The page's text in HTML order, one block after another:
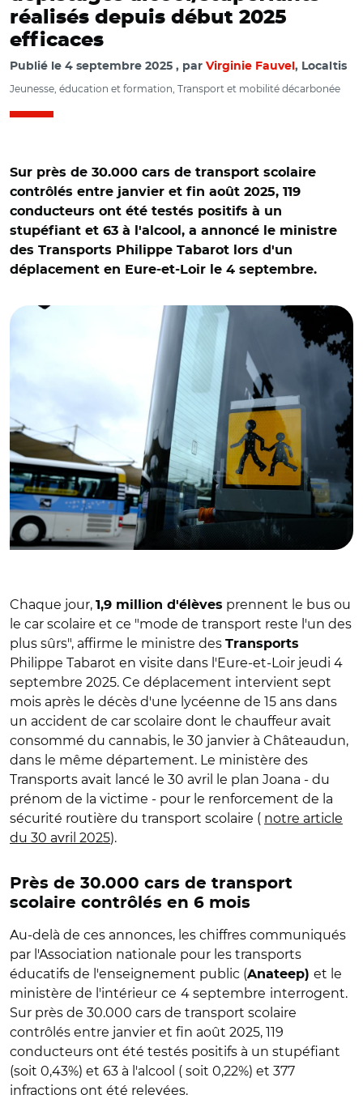
réalisés depuis début 2025
efficaces
Publié le 4 septembre 2025 par Virginie Fauvel , Localtis
Jeunesse, éducation et formation, Transport et mobilité décarbonée
Sur près de 30.000 cars de transport scolaire
contrôlés entre janvier et fin août 2025, 119
conducteurs ont été testés positifs à un
stupéfiant et 63 à l'alcool, a annoncé le ministre
des Transports Philippe Tabarot lors d'un
déplacement en Eure-et-Loir le 4 septembre.
Chaque jour, 1,9 million d'élèves prennent le bus ou
le car scolaire et ce "mode de transport reste l'un des
plus sûrs", affirme le ministre des Transports
Philippe Tabarot en visite dans l'Eure-et-Loir jeudi 4
septembre 2025. Ce déplacement intervient sept
mois après le décès d'une lycéenne de 15 ans dans
un accident de car scolaire dont le chauffeur avait
consommé du cannabis, le 30 janvier à Châteaudun,
dans le même département. Le ministère des
Transports avait lancé le 30 avril le plan Joana - du
prénom de la victime - pour le renforcement de la
sécurité routière du transport scolaire ( notre article
du 30 avril 2025).
Près de 30.000 cars de transport
scolaire contrôlés en 6 mois
Au-delà de ces annonces, les chiffres communiqués
par l'Association nationale pour les transports
éducatifs de l'enseignement public (Anateep) et le
ministère de l'intérieur ce 4 septembre interrogent.
Sur près de 30.000 cars de transport scolaire
contrôlés entre janvier et fin août 2025, 119
conducteurs ont été testés positifs à un stupéfiant
(soit 0,43%) et 63 à l'alcool ( soit 0,22%) et 377
infractions ont été relevées.